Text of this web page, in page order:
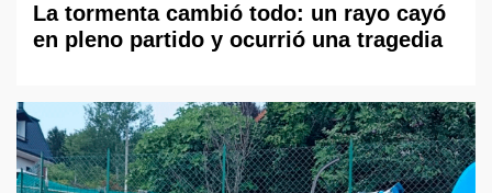
La tormenta cambió todo: un rayo cayó
en pleno partido y ocurrió una tragedia